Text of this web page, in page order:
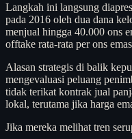
Langkah ini langsung
pada 2016 oleh dua dana
menjual hingga 40.000 ons
offtake rata-rata per ons
Alasan strategis di balik
mengevaluasi peluang
tidak terikat kontrak jual
lokal, terutama jika harga
Jika mereka melihat tren